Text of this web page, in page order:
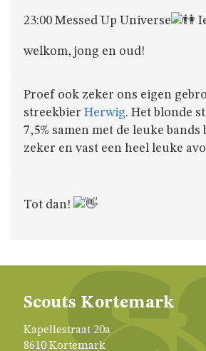
23:00 Messed Up Universe
welkom, jong en oud!
Proef ook zeker ons eigen
streekbier Herwig. Het blonde
7,5% samen met de leuke bands
zeker en vast een heel leuke
Tot dan!
Scouts Kortemark
Kapellestraat 20a
8610 Kortemark